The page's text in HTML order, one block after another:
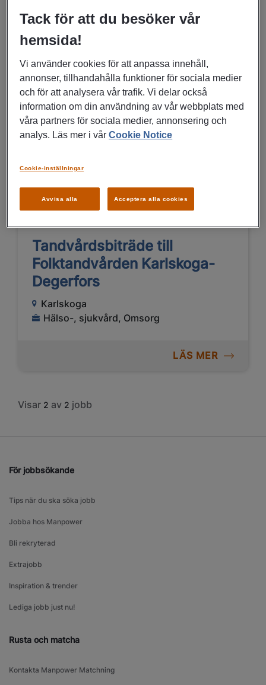
Maskinoperatör till
spol-/torrsugsbil sökes –
Enerco i Karlskoga
Karlskoga
Inköp, Transport, Logistik
Tandvårdsbiträde till
Folktandvården Karlskoga-
Degerfors
Karlskoga
Hälso-, sjukvård, Omsorg
LÄS MER
Visar 2 av 2 jobb
För jobbsökande
Tips när du ska söka jobb
Jobba hos Manpower
Bli rekryterad
Extrajobb
Inspiration & trender
Lediga jobb just nu!
Rusta och matcha
Kontakta Manpower Matchning
Tack för att du besöker vår
hemsida!
Vi använder cookies för att anpassa innehåll,
annonser, tillhandahålla funktioner för sociala medier
och för att analysera vår trafik. Vi delar också
information om din användning av vår webbplats med
våra partners för sociala medier, annonsering och
analys. Läs mer i vårCookie Notice
Avvisa alla Acceptera alla cookies
Cookie-inställningar